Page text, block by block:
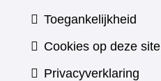
Toegankelijkheid
Cookies op deze site
Privacyverklaring